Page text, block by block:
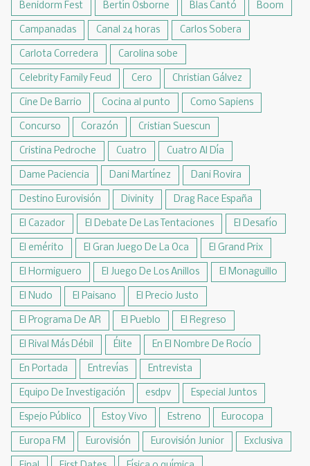
Benidorm Fest Bertín Osborne Blas Cantó Boom
Campanadas Canal 24 horas Carlos Sobera
Carlota Corredera Carolina sobe
Celebrity Family Feud Cero Christian Gálvez
Cine De Barrio Cocina al punto Como Sapiens
Concurso Corazón Cristian Suescun
Cristina Pedroche Cuatro Cuatro Al Día
Dame Paciencia Dani Martínez Dani Rovira
Destino Eurovisión Divinity Drag Race España
El Cazador El Debate De Las Tentaciones El Desafío
El emérito El Gran Juego De La Oca El Grand Prix
El Hormiguero El Juego De Los Anillos El Monaguillo
El Nudo El Paisano El Precio Justo
El Programa De AR El Pueblo El Regreso
El Rival Más Débil Élite En El Nombre De Rocío
En Portada Entrevías Entrevista
Equipo De Investigación esdpv Especial Juntos
Espejo Público Estoy Vivo Estreno Eurocopa
Europa FM Eurovisión Eurovisión Junior Exclusiva